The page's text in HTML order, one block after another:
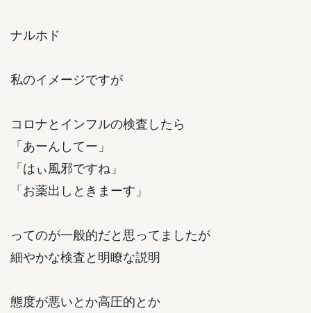
ナルホド
私のイメージですが
コロナとインフルの検査したら
「あーんしてー」
「はぃ風邪ですね」
「お薬出しときまーす」
ってのが一般的だと思ってましたが
細やかな検査と明瞭な説明
態度が悪いとか高圧的とか